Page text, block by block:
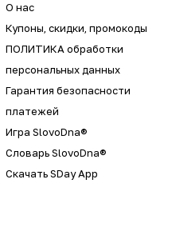
О нас
Купоны, скидки, промокоды
ПОЛИТИКА обработки
персональных данных
Гарантия безопасности
платежей
Игра SlovoDna®
Словарь SlovoDna®
Скачать SDay App